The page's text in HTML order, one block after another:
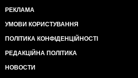
РЕКЛАМА
УМОВИ КОРИСТУВАННЯ
ПОЛІТИКА КОНФІДЕНЦІЙНОСТІ
РЕДАКЦІЙНА ПОЛІТИКА
НОВОСТИ